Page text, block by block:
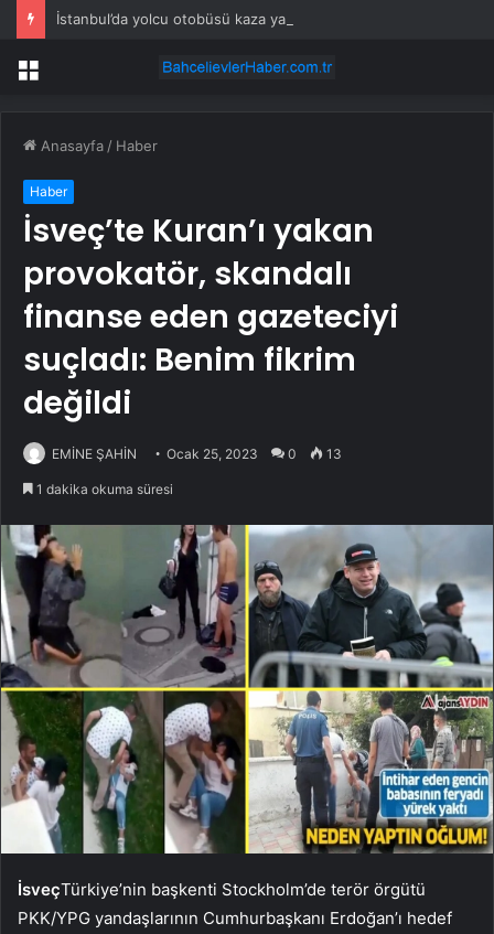
İstanbul’da yolcu otobüsü kaza yaptı: Çok sayıda yaralı var!
Menü
Anasayfa / Haber
Haber
İsveç’te Kuran’ı yakan
provokatör, skandalı
finanse eden gazeteciyi
suçladı: Benim fikrim
değildi
EMİNE ŞAHİN Ocak 25, 2023 0 13
1 dakika okuma süresi
İsveçTürkiye’nin başkenti Stockholm’de terör örgütü
PKK/YPG yandaşlarının Cumhurbaşkanı Erdoğan’ı hedef